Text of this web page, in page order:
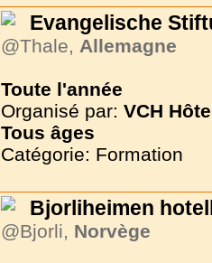
Evangelische
@Thale, Allemagne
Toute l'année
Organisé par: VCH
Tous âges
Catégorie: Formation
Bjorliheimen
@Bjorli, Norvège